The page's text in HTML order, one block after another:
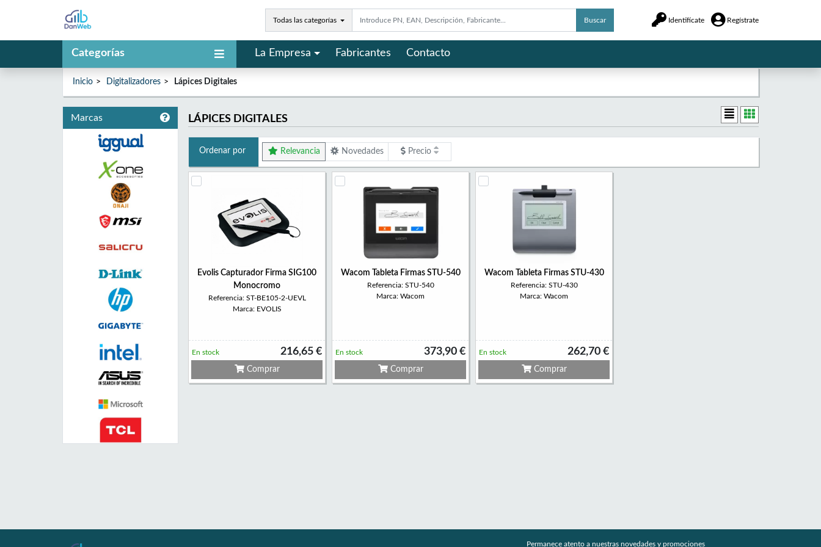
Todas las categorías Buscar Identifícate Regístrate
Categorías La Empresa Fabricantes Contacto
Inicio Digitalizadores Lápices Digitales
Marcas LÁPICES DIGITALES
Ordenar por Relevancia Novedades Precio
Evolis Capturador Firma SIG100
Monocromo
Referencia: ST-BE105-2-UEVL
Marca: EVOLIS
216,65 €
En stock
Comprar
Wacom Tableta Firmas STU-540
Referencia: STU-540
Marca: Wacom
373,90 €
En stock
Comprar
Wacom Tableta Firmas STU-430
Referencia: STU-430
Marca: Wacom
262,70 €
En stock
Comprar
Permanece atento a nuestras novedades y promociones